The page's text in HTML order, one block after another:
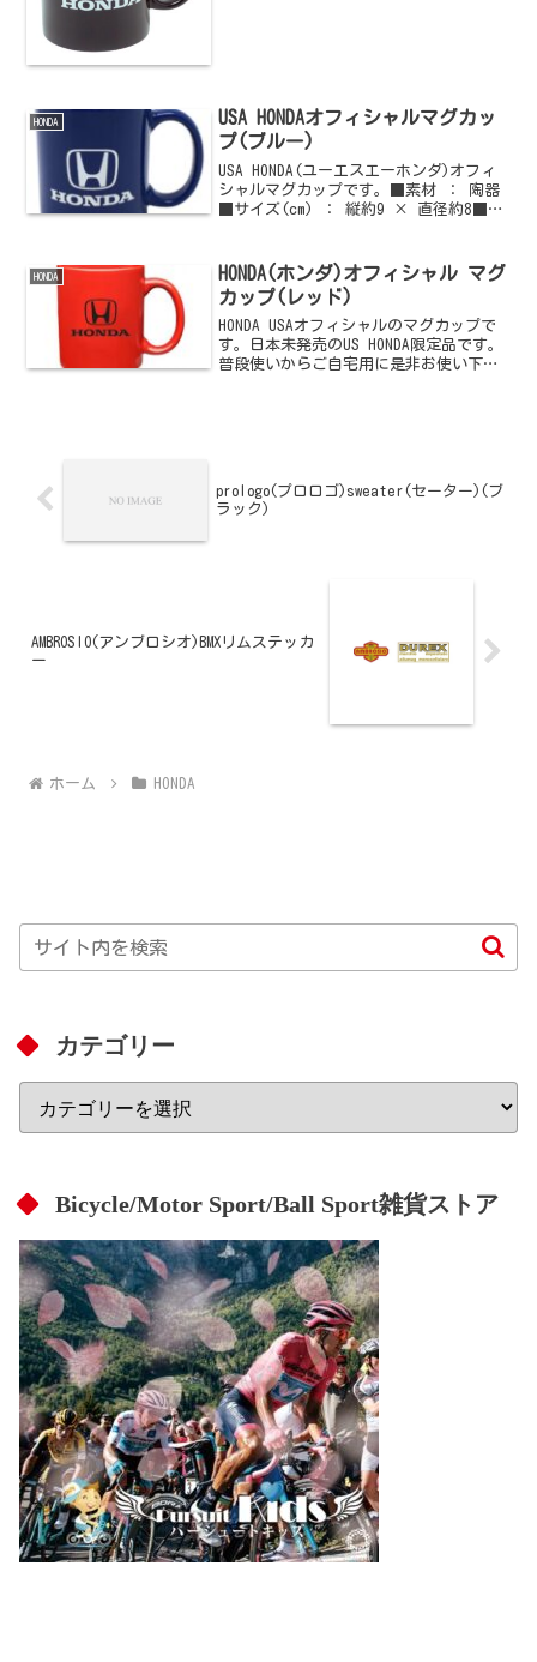
HONDA
USA HONDAオフィシャルマグカッ
プ(ブルー)
USA HONDA(ユーエスエーホンダ)オフィ
シャルマグカップです。■素材 ： 陶器
■サイズ(cm) ： 縦約9 × 直径約8■カ
どうぞ
HONDA
HONDA(ホンダ)オフィシャル マグ
カップ(レッド)
HONDA USAオフィシャルのマグカップで
す。日本未発売のUS HONDA限定品です。
普段使いからご自宅用に是非お使い下さ
prologo(プロロゴ)sweater(セーター)(ブ
ラック)
AMBROSIO(アンブロシオ)BMXリムステッカ
ー
ホーム HONDA
カテゴリー
Bicycle/Motor Sport/Ball Sport雑貨ストア